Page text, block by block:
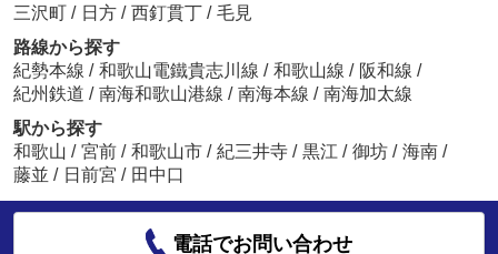
三沢町 / 日方 / 西釘貫丁 / 毛見
路線から探す
紀勢本線 / 和歌山電鐵貴志川線 / 和歌山線 / 阪和線 /
紀州鉄道 / 南海和歌山港線 / 南海本線 / 南海加太線
駅から探す
和歌山 / 宮前 / 和歌山市 / 紀三井寺 / 黒江 / 御坊 / 海南 /
藤並 / 日前宮 / 田中口
電話でお問い合わせ